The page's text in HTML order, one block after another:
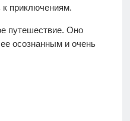
к приключениям.
путешествие. Оно
осознанным и очень